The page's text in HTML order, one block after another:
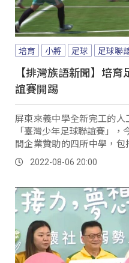
培育 小將 足球 足球聯
【排灣族語新聞】培
誼賽開踢
屏東來義中學全新完工的
「臺灣少年足球聯誼賽」
間企業贊助的四所中學，包
了藉由比賽讓年輕選手切磋
2022-08-06 20:00